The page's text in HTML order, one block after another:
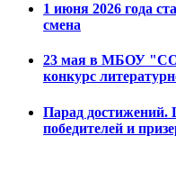
1 июня 2026 года
смена
23 мая в МБОУ
конкурс
Парад достижений.
победителей и